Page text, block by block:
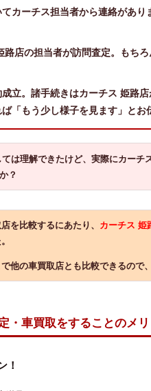
カーチス担当者から連絡があり
路店の担当者が訪問査定。もち
立。諸手続きはカーチス 姫路
「もう少し様子を見ます」とお
は理解できたけど、実際にカーチ
？
を比較するにあたり、 カーチス 姫
他の車買取店とも比較できるので
・車買取をすることのメ
！